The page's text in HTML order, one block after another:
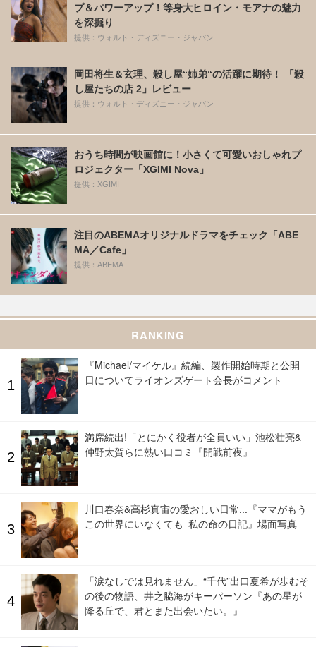
プ＆パワーアップ！等身大ヒロイン・モアナの魅力
を深掘り
提供：ウォルト・ディズニー・ジャパン
岡田将生＆玄理、殺し屋“姉弟“の活躍に期待！ 「殺
し屋たちの店 2」レビュー
提供：ウォルト・ディズニー・ジャパン
おうち時間が映画館に！小さくて可愛いおしゃれプ
ロジェクター「XGIMI Nova」
提供：XGIMI
注目のABEMAオリジナルドラマをチェック「ABE
MA／Cafe」
提供：ABEMA
RANKING
『Michael/マイケル』続編、製作開始時期と公開
日についてライオンズゲート会長がコメント
満席続出!「とにかく役者が全員いい」池松壮亮&
仲野太賀らに熱い口コミ『開戦前夜』
川口春奈&高杉真宙の愛おしい日常...『ママがもう
この世界にいなくても 私の命の日記』場面写真
「涙なしでは見れません」“千代”出口夏希が歩むそ
の後の物語、井之脇海がキーパーソン『あの星が
降る丘で、君とまた出会いたい。』